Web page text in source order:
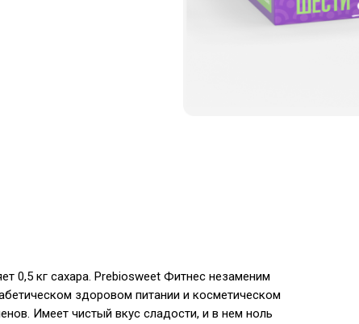
0,5 кг сахара. Prebiosweet Фитнес незаменим
здоровом питании и косметическом
Имеет чистый вкус сладости, и в нем ноль